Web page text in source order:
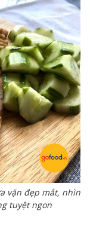
vặn đẹp mắt, nhìn
tuyệt ngon